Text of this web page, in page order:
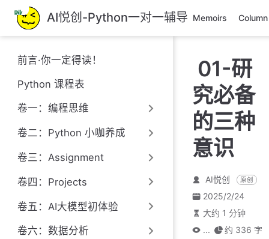
跳
至
主
要
內
AI悦创-Python一对一辅导 Memoirs Column
前言·你一定得读！
Python 课程表
卷一：编程思维
卷二：Python 小咖养成
卷三：Assignment
卷四：Projects
卷五：AI大模型初体验
卷六：数据分析
01-研
究必备
的三种
意识
AI悦创 原创
2025/2/24
大约 1 分钟
...
约 336 字